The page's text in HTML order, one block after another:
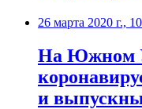
26 марта 2020 г.,
На Южном
и